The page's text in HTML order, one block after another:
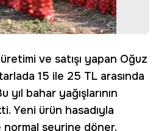
ve satışı yapan Oğuz
15 ile 25 TL arasında
yıl bahar yağışlarının
Yeni ürün hasadıyla
seyrine döner.